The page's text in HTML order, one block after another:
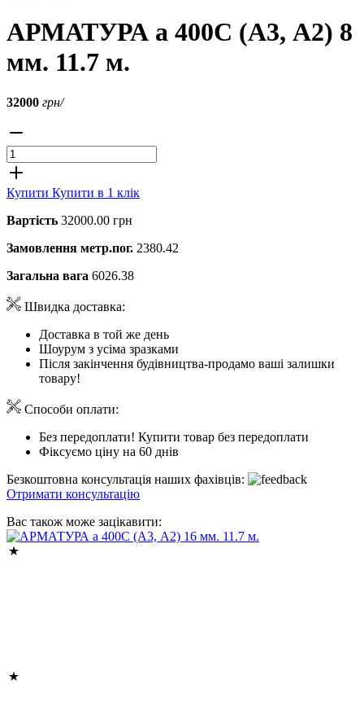
АРМАТУРА а 400C (A3, А2) 8
мм. 11.7 м.
32000 грн/
Купити Купити в 1 клік
Вартість 32000.00 грн
Замовлення метр.пог. 2380.42
Загальна вага 6026.38
Швидка доставка:
Доставка в той же день
Шоурум з усіма зразками
Після закінчення будівництва-продамо ваші залишки
товару!
Способи оплати:
Без передоплати! Купити товар без передоплати
Фіксуємо ціну на 60 днів
Безкоштовна консультація наших фахівців:
Отримати консультацію
Вас також може зацікавити: